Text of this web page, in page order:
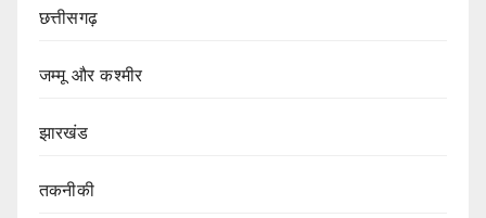
छत्तीसगढ़
जम्मू और कश्मीर
झारखंड
तकनीकी